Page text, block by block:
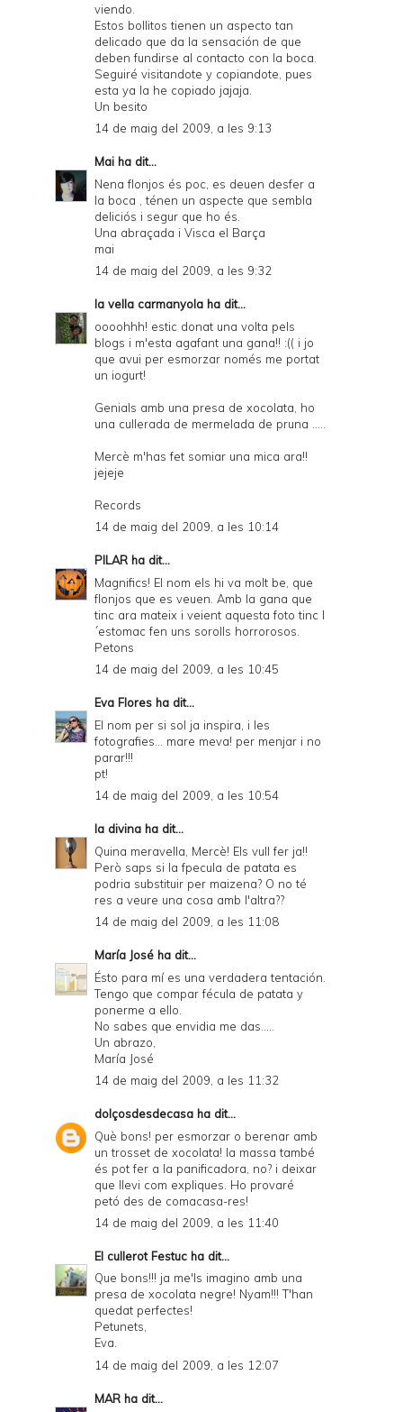
viendo.
Estos bollitos tienen un aspecto tan
delicado que da la sensación de que
deben fundirse al contacto con la boca.
Seguiré visitandote y copiandote, pues
esta ya la he copiado jajaja.
Un besito
14 de maig del 2009, a les 9:13
Mai ha dit...
Nena flonjos és poc, es deuen desfer a
la boca , ténen un aspecte que sembla
deliciós i segur que ho és.
Una abraçada i Visca el Barça
mai
14 de maig del 2009, a les 9:32
la vella carmanyola ha dit...
oooohhh! estic donat una volta pels
blogs i m'esta agafant una gana!! :(( i jo
que avui per esmorzar només me portat
un iogurt!
Genials amb una presa de xocolata, ho
una cullerada de mermelada de pruna .....
Mercè m'has fet somiar una mica ara!!
jejeje
Records
14 de maig del 2009, a les 10:14
PILAR ha dit...
Magnifics! El nom els hi va molt be, que
flonjos que es veuen. Amb la gana que
tinc ara mateix i veient aquesta foto tinc l
´estomac fen uns sorolls horrorosos.
Petons
14 de maig del 2009, a les 10:45
Eva Flores ha dit...
El nom per si sol ja inspira, i les
fotografies... mare meva! per menjar i no
parar!!!
pt!
14 de maig del 2009, a les 10:54
la divina ha dit...
Quina meravella, Mercè! Els vull fer ja!!
Però saps si la fpecula de patata es
podria substituir per maizena? O no té
res a veure una cosa amb l'altra??
14 de maig del 2009, a les 11:08
María José ha dit...
Ésto para mí es una verdadera tentación.
Tengo que compar fécula de patata y
ponerme a ello.
No sabes que envidia me das.....
Un abrazo,
María José
14 de maig del 2009, a les 11:32
dolçosdesdecasa ha dit...
Què bons! per esmorzar o berenar amb
un trosset de xocolata! la massa també
és pot fer a la panificadora, no? i deixar
que llevi com expliques. Ho provaré
petó des de comacasa-res!
14 de maig del 2009, a les 11:40
El cullerot Festuc ha dit...
Que bons!!! ja me'ls imagino amb una
presa de xocolata negre! Nyam!!! T'han
quedat perfectes!
Petunets,
Eva.
14 de maig del 2009, a les 12:07
MAR ha dit...